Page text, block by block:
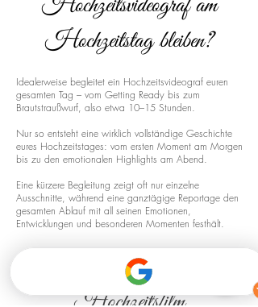
Hochzeitstag bleiben?
Idealerweise begleitet ein Hochzeitsvideograf euren
gesamten Tag – vom Getting Ready bis zum
Brautstraußwurf, also etwa 10–15 Stunden.
Nur so entsteht eine wirklich vollständige Geschichte
eures Hochzeitstages: vom ersten Moment am Morgen
bis zu den emotionalen Highlights am Abend.
Eine kürzere Begleitung zeigt oft nur einzelne
Ausschnitte, während eine ganztägige Reportage den
gesamten Ablauf mit all seinen Emotionen,
Entwicklungen und besonderen Momenten festhält.
Drohnenaufnahmen für euren